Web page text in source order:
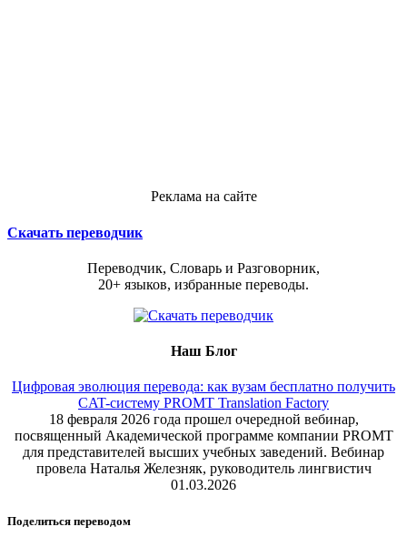
Реклама на сайте
Скачать переводчик
Переводчик, Словарь и Разговорник,
20+ языков, избранные переводы.
Наш Блог
Цифровая эволюция перевода: как вузам бесплатно получить
CAT-систему PROMT Translation Factory
18 февраля 2026 года прошел очередной вебинар,
посвященный Академической программе компании PROMT
для представителей высших учебных заведений. Вебинар
провела Наталья Железняк, руководитель лингвистич
01.03.2026
Поделиться переводом